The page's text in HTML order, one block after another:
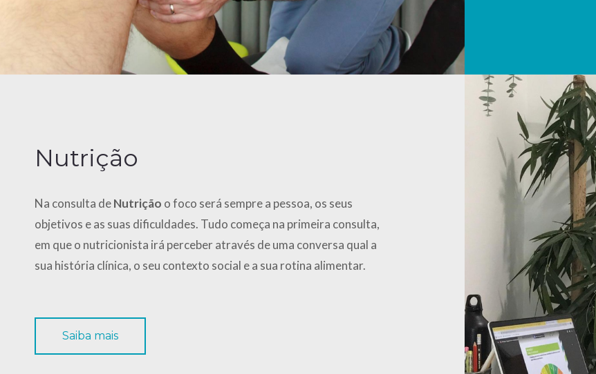
Nutrição
Na consulta deNutrição o foco será sempre a pessoa, os seus
objetivos e as suas dificuldades. Tudo começa na primeira consulta,
em que o nutricionista irá perceber através de uma conversa qual a
sua história clínica, o seu contexto social e a sua rotina alimentar.
Saiba mais